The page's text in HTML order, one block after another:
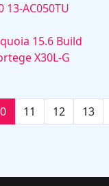
13-AC050TU
15.6 Build
X30L-G
11 12 13